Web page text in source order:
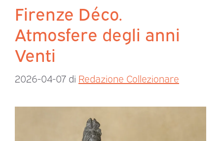
Firenze Déco.
Atmosfere degli anni
Venti
2026-04-07 di Redazione Collezionare